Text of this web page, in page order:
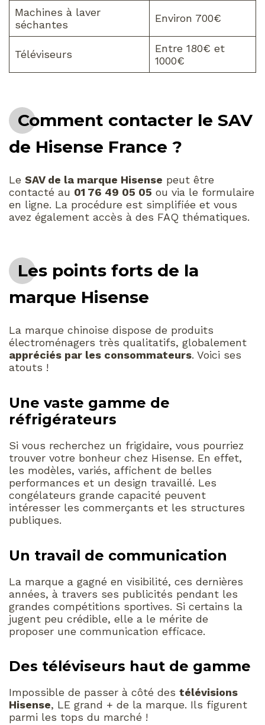
Machines à laver
séchantes
Environ 700€
Téléviseurs
Entre 180€ et
1000€
Comment contacter le SAV
de Hisense France ?
Le SAV de la marque Hisense peut être
contacté au 01 76 49 05 05 ou via le formulaire
en ligne. La procédure est simplifiée et vous
avez également accès à des FAQ thématiques.
Les points forts de la
marque Hisense
La marque chinoise dispose de produits
électroménagers très qualitatifs, globalement
appréciés par les consommateurs. Voici ses
atouts !
Une vaste gamme de
réfrigérateurs
Si vous recherchez un frigidaire, vous pourriez
trouver votre bonheur chez Hisense. En effet,
les modèles, variés, affichent de belles
performances et un design travaillé. Les
congélateurs grande capacité peuvent
intéresser les commerçants et les structures
publiques.
Un travail de communication
La marque a gagné en visibilité, ces dernières
années, à travers ses publicités pendant les
grandes compétitions sportives. Si certains la
jugent peu crédible, elle a le mérite de
proposer une communication efficace.
Des téléviseurs haut de gamme
Impossible de passer à côté des télévisions
Hisense, LE grand + de la marque. Ils figurent
parmi les tops du marché !